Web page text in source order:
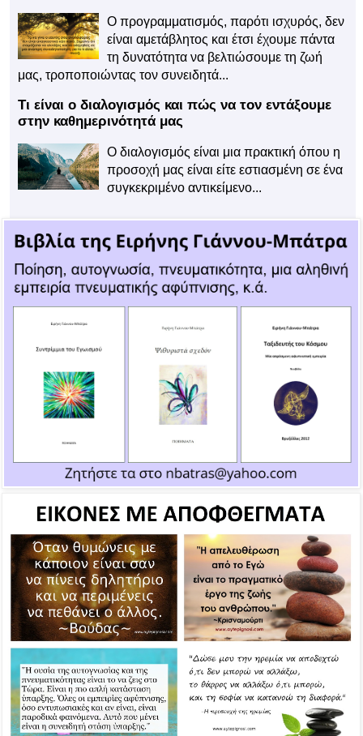
Ο προγραμματισμός, παρότι ισχυρός, δεν
είναι αμετάβλητος και έτσι έχουμε πάντα
τη δυνατότητα να βελτιώσουμε τη ζωή
μας, τροποποιώντας τον συνειδητά...
Τι είναι ο διαλογισμός και πώς να τον εντάξουμε
στην καθημερινότητά μας
Ο διαλογισμός είναι μια πρακτική όπου η
προσοχή μας είναι είτε εστιασμένη σε ένα
συγκεκριμένο αντικείμενο...